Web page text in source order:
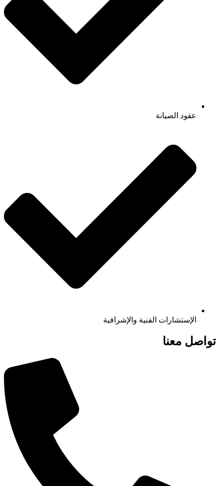
عقود الصيانة
الإستشارات الفنية والإشرافية
تواصل معنا